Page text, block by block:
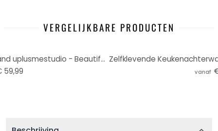
VERGELIJKBARE PRODUCTEN
Zelfklevende Keukenachterwand uplusmestudio - Beautiful Flow
59,99
vanaf